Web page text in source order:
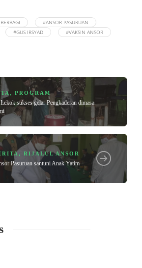
#ANSOR PASURUAN
#GUS IRSYAD #VAKSIN ANSOR
, PROGRAM
sukses gelar Pengkaderan dimasa
, RIJALUL ANSOR
Pasuruan santuni Anak Yatim